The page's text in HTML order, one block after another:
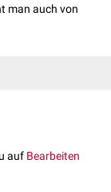
man auch von
0,7 Liter
der
von
niedrigeren
auf Bearbeiten